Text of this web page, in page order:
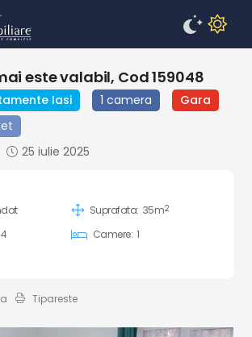
este valabil, Cod 159048
Iasi 1 camera
Gara
25 iulie 2025
Suprafata: 35m2
Camere: 1
Tipareste